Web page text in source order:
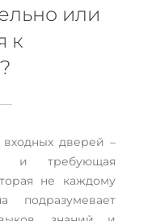
или
к
дверей –
и требующая
не каждому
подразумевает